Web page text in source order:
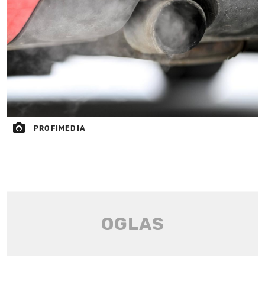
PROFIMEDIA